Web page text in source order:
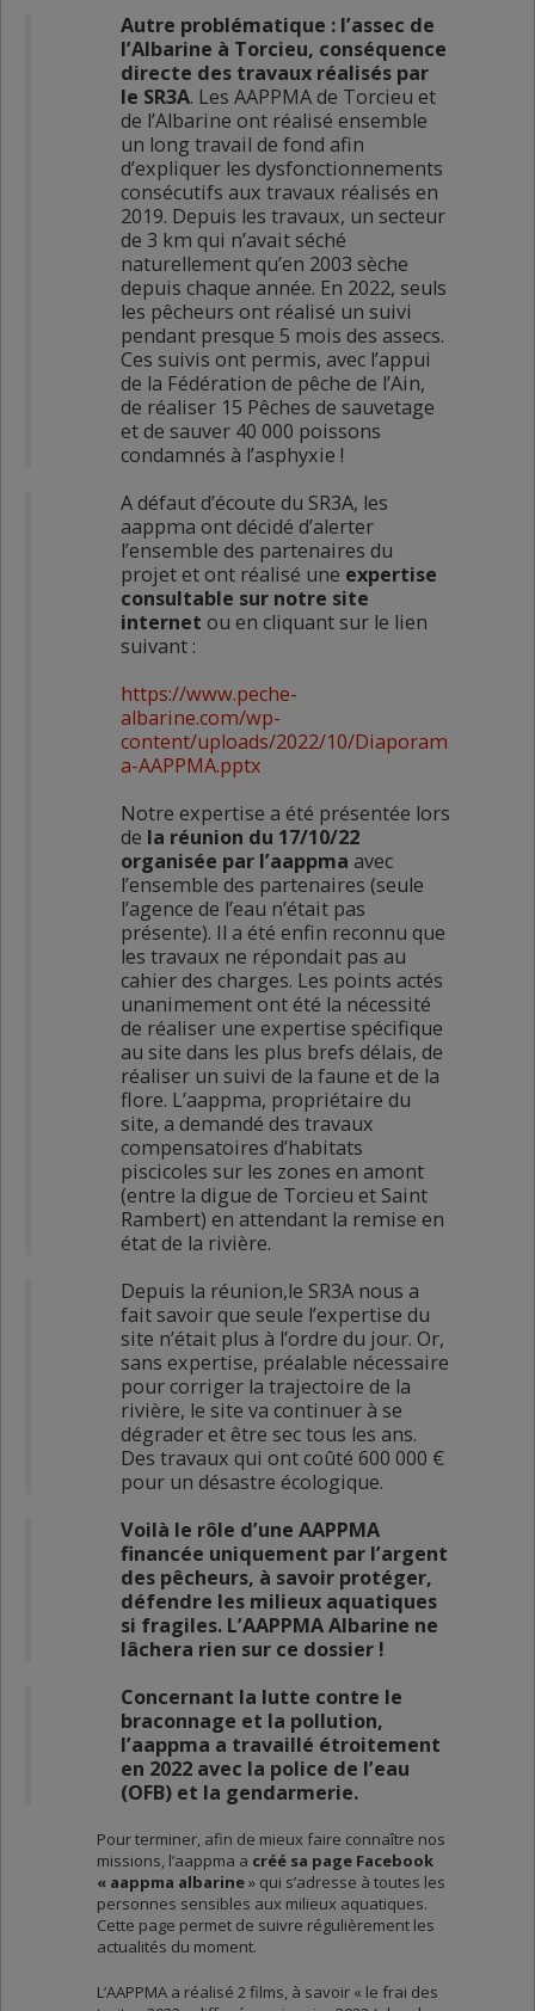
Autre problématique : l’assec de
l’Albarine à Torcieu, conséquence
directe des travaux réalisés par
le SR3A. Les AAPPMA de Torcieu et
de l’Albarine ont réalisé ensemble
un long travail de fond afin
d’expliquer les dysfonctionnements
consécutifs aux travaux réalisés en
2019. Depuis les travaux, un secteur
de 3 km qui n’avait séché
naturellement qu’en 2003 sèche
depuis chaque année. En 2022, seuls
les pêcheurs ont réalisé un suivi
pendant presque 5 mois des assecs.
Ces suivis ont permis, avec l’appui
de la Fédération de pêche de l’Ain,
de réaliser 15 Pêches de sauvetage
et de sauver 40 000 poissons
condamnés à l’asphyxie !
A défaut d’écoute du SR3A, les
aappma ont décidé d’alerter
l’ensemble des partenaires du
projet et ont réalisé une expertise
consultable sur notre site
internet ou en cliquant sur le lien
suivant :
https://www.peche-
albarine.com/wp-
content/uploads/2022/10/Diaporam
a-AAPPMA.pptx
Notre expertise a été présentée lors
de la réunion du 17/10/22
organisée par l’aappma avec
l’ensemble des partenaires (seule
l’agence de l’eau n’était pas
présente). Il a été enfin reconnu que
les travaux ne répondait pas au
cahier des charges. Les points actés
unanimement ont été la nécessité
de réaliser une expertise spécifique
au site dans les plus brefs délais, de
réaliser un suivi de la faune et de la
flore. L’aappma, propriétaire du
site, a demandé des travaux
compensatoires d’habitats
piscicoles sur les zones en amont
(entre la digue de Torcieu et Saint
Rambert) en attendant la remise en
état de la rivière.
Depuis la réunion,le SR3A nous a
fait savoir que seule l’expertise du
site n’était plus à l’ordre du jour. Or,
sans expertise, préalable nécessaire
pour corriger la trajectoire de la
rivière, le site va continuer à se
dégrader et être sec tous les ans.
Des travaux qui ont coûté 600 000 €
pour un désastre écologique.
Voilà le rôle d’une AAPPMA
financée uniquement par l’argent
des pêcheurs, à savoir protéger,
défendre les milieux aquatiques
si fragiles. L’AAPPMA Albarine ne
lâchera rien sur ce dossier !
Concernant la lutte contre le
braconnage et la pollution,
l’aappma a travaillé étroitement
en 2022 avec la police de l’eau
(OFB) et la gendarmerie.
Pour terminer, afin de mieux faire connaître nos
missions, l’aappma a créé sa page Facebook
« aappma albarine» qui s’adresse à toutes les
personnes sensibles aux milieux aquatiques.
Cette page permet de suivre régulièrement les
actualités du moment.
L’AAPPMA a réalisé 2 films, à savoir « le frai des